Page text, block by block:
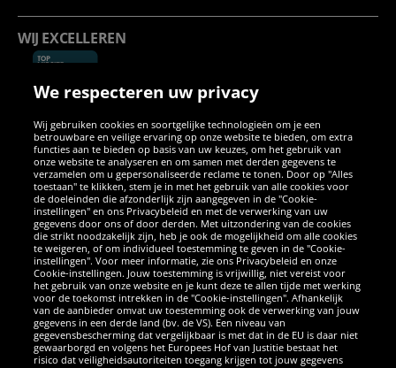
WIJ EXCELLEREN
SOCIALE MEDIA
FacebookInstagram
WhatsApp
TikTokTwitterYouTube
APPS
We respecteren uw privacy
Wij gebruiken cookies en soortgelijke technologieën om je een
betrouwbare en veilige ervaring op onze website te bieden, om extra
functies aan te bieden op basis van uw keuzes, om het gebruik van
onze website te analyseren en om samen met derden gegevens te
verzamelen om u gepersonaliseerde reclame te tonen. Door op "Alles
toestaan" te klikken, stem je in met het gebruik van alle cookies voor
de doeleinden die afzonderlijk zijn aangegeven in de "Cookie-
instellingen" en ons Privacybeleid en met de verwerking van uw
gegevens door ons of door derden. Met uitzondering van de cookies
die strikt noodzakelijk zijn, heb je ook de mogelijkheid om alle cookies
te weigeren, of om individueel toestemming te geven in de "Cookie-
instellingen". Voor meer informatie, zie ons Privacybeleid en onze
Cookie-instellingen. Jouw toestemming is vrijwillig, niet vereist voor
het gebruik van onze website en je kunt deze te allen tijde met werking
voor de toekomst intrekken in de "Cookie-instellingen". Afhankelijk
van de aanbieder omvat uw toestemming ook de verwerking van jouw
gegevens in een derde land (bv. de VS). Een niveau van
gegevensbescherming dat vergelijkbaar is met dat in de EU is daar niet
gewaarborgd en volgens het Europees Hof van Justitie bestaat het
risico dat veiligheidsautoriteiten toegang krijgen tot jouw gegevens